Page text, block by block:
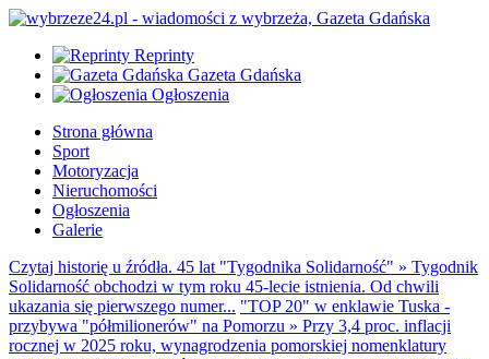
Reprinty
Gazeta Gdańska
Ogłoszenia
Strona główna
Sport
Motoryzacja
Nieruchomości
Ogłoszenia
Galerie
Czytaj historię u źródła. 45 lat "Tygodnika Solidarność" » Tygodnik
Solidarność obchodzi w tym roku 45-lecie istnienia. Od chwili
ukazania się pierwszego numer... "TOP 20" w enklawie Tuska -
przybywa "półmilionerów" na Pomorzu » Przy 3,4 proc. inflacji
rocznej w 2025 roku, wynagrodzenia pomorskiej nomenklatury